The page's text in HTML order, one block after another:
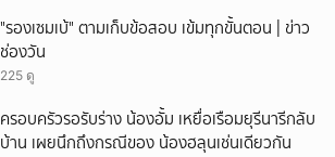
"รองเซมเบ้" ตามเก็บข้อสอบ เข้มทุกขั้นตอน | ข่าว
ช่องวัน
225 ดู
ครอบครัวรอรับร่าง น้องอั้ม เหยื่อเรือมยุรีนารีกลับ
บ้าน เผยนึกถึงกรณีของ น้องฮลุนเช่นเดียวกัน